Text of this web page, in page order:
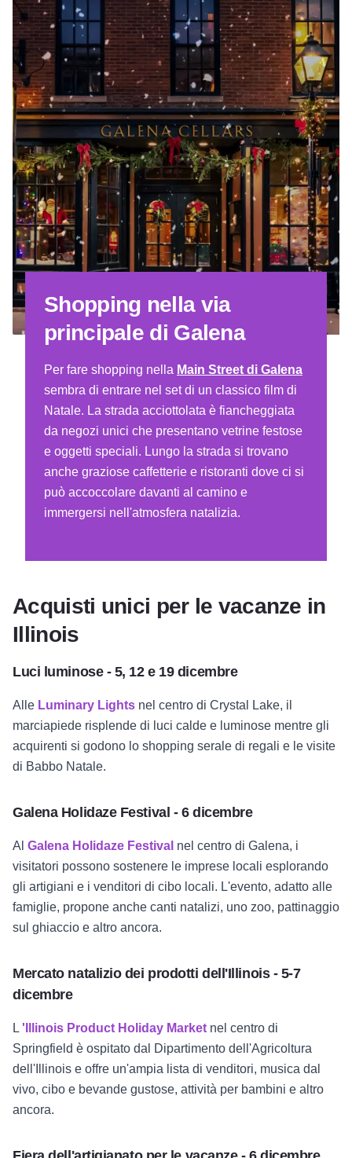
Shopping nella via
principale di Galena
Per fare shopping nella Main Street di Galena
sembra di entrare nel set di un classico film di
Natale. La strada acciottolata è fiancheggiata
da negozi unici che presentano vetrine festose
e oggetti speciali. Lungo la strada si trovano
anche graziose caffetterie e ristoranti dove ci si
può accoccolare davanti al camino e
immergersi nell'atmosfera natalizia.
Acquisti unici per le vacanze in
Illinois
Luci luminose - 5, 12 e 19 dicembre
Alle Luminary Lights nel centro di Crystal Lake, il
marciapiede risplende di luci calde e luminose mentre gli
acquirenti si godono lo shopping serale di regali e le visite
di Babbo Natale.
Galena Holidaze Festival - 6 dicembre
Al Galena Holidaze Festival nel centro di Galena, i
visitatori possono sostenere le imprese locali esplorando
gli artigiani e i venditori di cibo locali. L'evento, adatto alle
famiglie, propone anche canti natalizi, uno zoo, pattinaggio
sul ghiaccio e altro ancora.
Mercato natalizio dei prodotti dell'Illinois - 5-7
dicembre
L 'Illinois Product Holiday Market nel centro di
Springfield è ospitato dal Dipartimento dell'Agricoltura
dell'Illinois e offre un'ampia lista di venditori, musica dal
vivo, cibo e bevande gustose, attività per bambini e altro
ancora.